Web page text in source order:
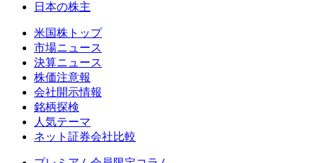
日本の株主
米国株トップ
市場ニュース
決算ニュース
株価注意報
会社開示情報
銘柄探検
人気テーマ
ネット証券会社比較